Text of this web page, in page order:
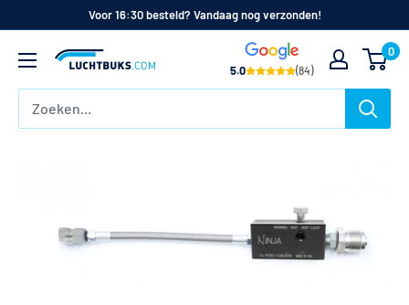
inhoud
Voor 16:30 besteld? Vandaag nog verzonden!
Luchtbuks.com
5.0 (84)
0